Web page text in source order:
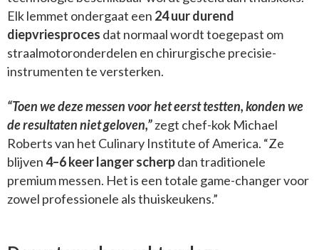
Elk lemmet ondergaat een 24 uur durend
diepvriesproces dat normaal wordt toegepast om
straalmotoronderdelen en chirurgische precisie-
instrumenten te versterken.
“Toen we deze messen voor het eerst testten, konden we
de resultaten niet geloven,”zegt chef-kok Michael
Roberts van het Culinary Institute of America. “Ze
blijven4–6 keer langer scherpdan traditionele
premium messen. Het is een totale game-changer voor
zowel professionele als thuiskeukens.”